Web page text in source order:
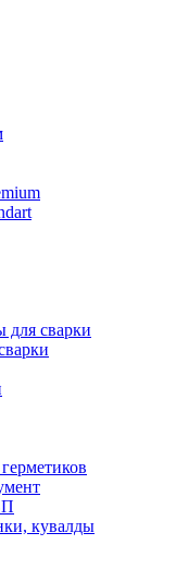
для сварки
кувалды